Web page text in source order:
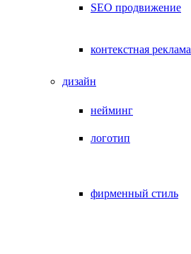
SEO продвижение
контекстная реклама
дизайн
нейминг
логотип
фирменный стиль